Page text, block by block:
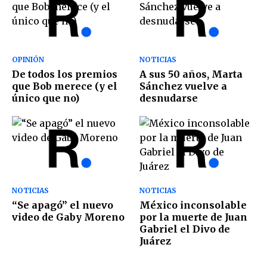
OPINIÓN
De todos los premios
que Bob merece (y el
único que no)
NOTICIAS
A sus 50 años, Marta
Sánchez vuelve a
desnudarse
NOTICIAS
“Se apagó” el nuevo
video de Gaby Moreno
NOTICIAS
México inconsolable
por la muerte de Juan
Gabriel el Divo de
Juárez